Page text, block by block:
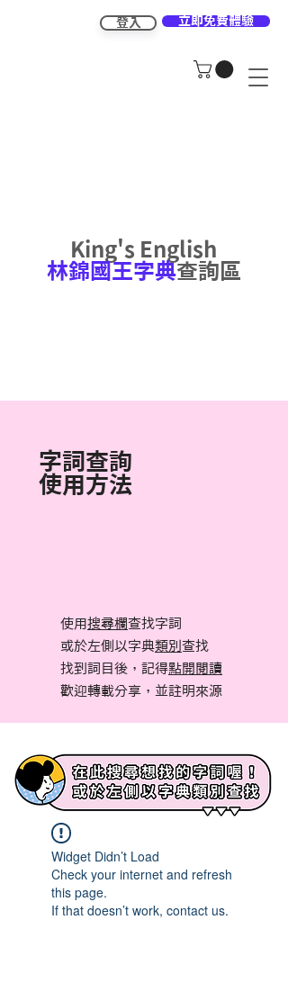
登入 立即免費體驗
King's English
林錦國王字典查詢區
字詞查詢
使用方法
使用搜尋欄查找字詞
或於左側以字典類別 查找
找到詞目後，記得點開閱讀
​歡迎轉載分享，並註明來源
Widget Didn’t Load
Check your internet and refresh
this page.
If that doesn’t work, contact us.